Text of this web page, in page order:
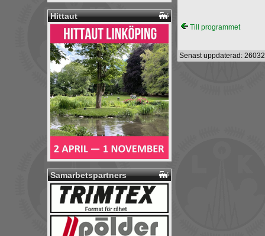
Hittaut
Samarbetspartners
Till programmet
Senast uppdaterad: